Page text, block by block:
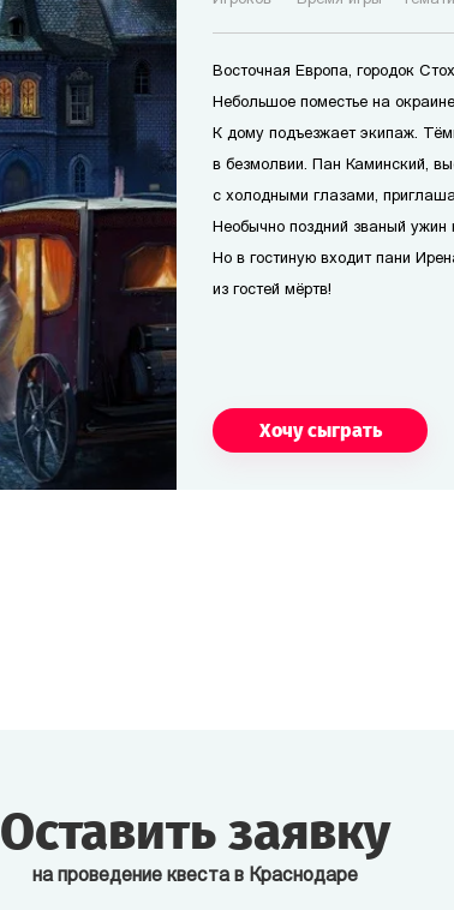
Восточная Европа, городок
Небольшое поместье на
К дому подъезжает экипаж.
в безмолвии. Пан Каминский,
с холодными глазами,
Необычно поздний званый ужин
Но в гостиную входит пани
из гостей мёртв!
Хочу сыграть
Оставить заявку
на проведение квеста в Краснодаре